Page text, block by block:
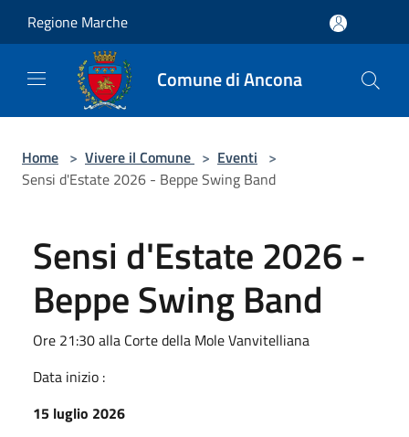
Regione Marche
Comune di Ancona
Home > Vivere il Comune > Eventi >
Sensi d'Estate 2026 - Beppe Swing Band
Sensi d'Estate 2026 -
Beppe Swing Band
Ore 21:30 alla Corte della Mole Vanvitelliana
Data inizio :
15 luglio 2026